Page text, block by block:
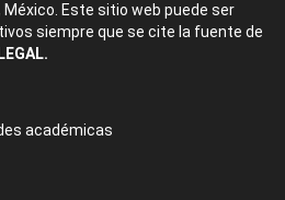
México. Este sitio web puede ser
siempre que se cite la fuente de
académicas